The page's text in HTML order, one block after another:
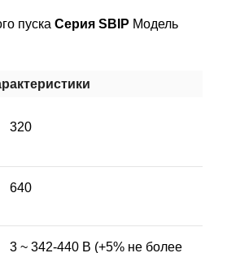
пуска Серия SBIP Модель
320
640
3 ~ 342-440 В (+5% не более